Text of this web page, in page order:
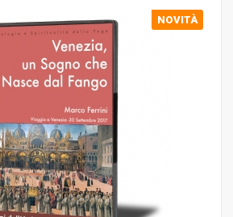
NOVITÀ